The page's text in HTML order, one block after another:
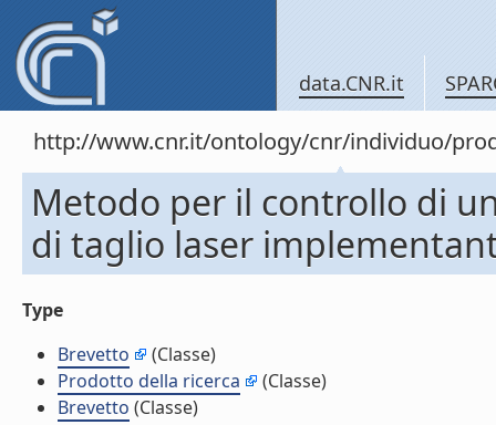
data.CNR.it
http://www.cnr.it/ontology/cnr/individuo/
Metodo per il controllo di
di taglio laser
Type
Brevetto
(Classe)
Prodotto della ricerca
(Classe)
Brevetto (Classe)